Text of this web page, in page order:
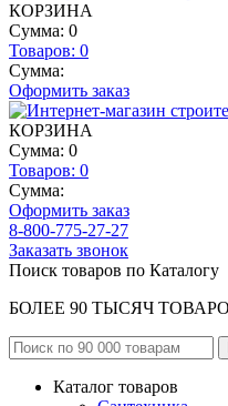
КОРЗИНА
Сумма: 0
Товаров: 0
Сумма:
Оформить заказ
КОРЗИНА
Сумма: 0
Товаров: 0
Сумма:
Оформить заказ
8-800-775-27-27
Заказать звонок
Поиск товаров по Каталогу
БОЛЕЕ 90 ТЫСЯЧ
Каталог товаров